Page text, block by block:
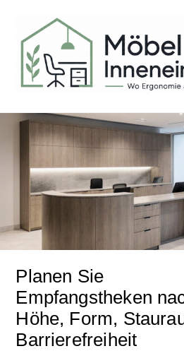
content
Planen Sie
Empfangstheken
Höhe, Form,
Barrierefreiheit